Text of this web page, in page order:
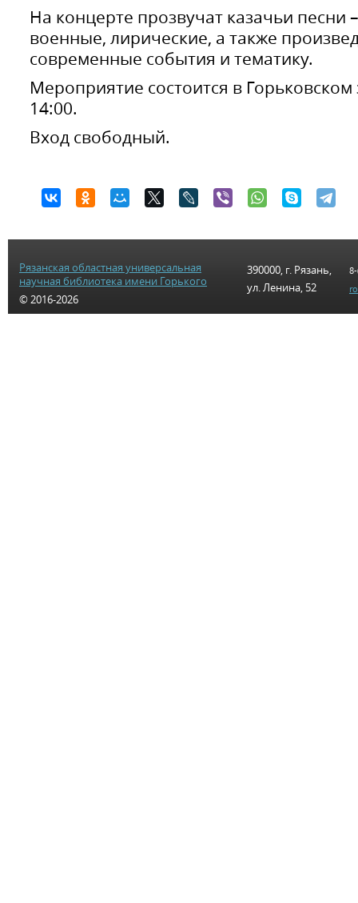
На концерте прозвучат казачьи песни
военные, лирические, а также
современные события и тематику.
Мероприятие состоится в
14:00.
Вход свободный.
Рязанская областная универсальная
научная библиотека имени Горького
© 2016-2026
390000, г. Рязань,
ул. Ленина, 52